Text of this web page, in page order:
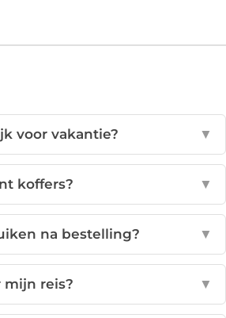
voor vakantie? ▼
koffers? ▼
na bestelling? ▼
mijn reis? ▼